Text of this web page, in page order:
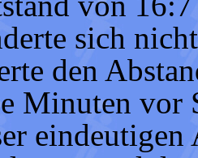
sich
den
Minuten vor